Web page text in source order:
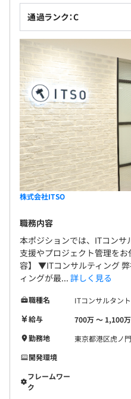
通過ランク：C
株式会社ITSO
職務内容
本ポジションでは、ITコン
支援やプロジェクト管理を
容】 ▼ITコンサルティング
ィングが最... 詳しく見る
職種名
ITコンサルタント
給与
700万 〜 1,100
勤務地
東京都港区虎ノ
開発環境
フレームワー
ク